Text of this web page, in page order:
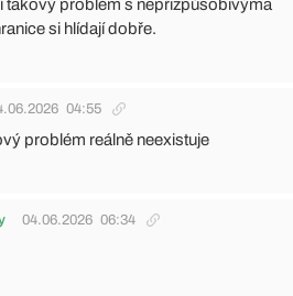
takový problém s nepřizpůsobivýma
si hlídají dobře.
04:55
problém reálně neexistuje
04.06.2026 06:34